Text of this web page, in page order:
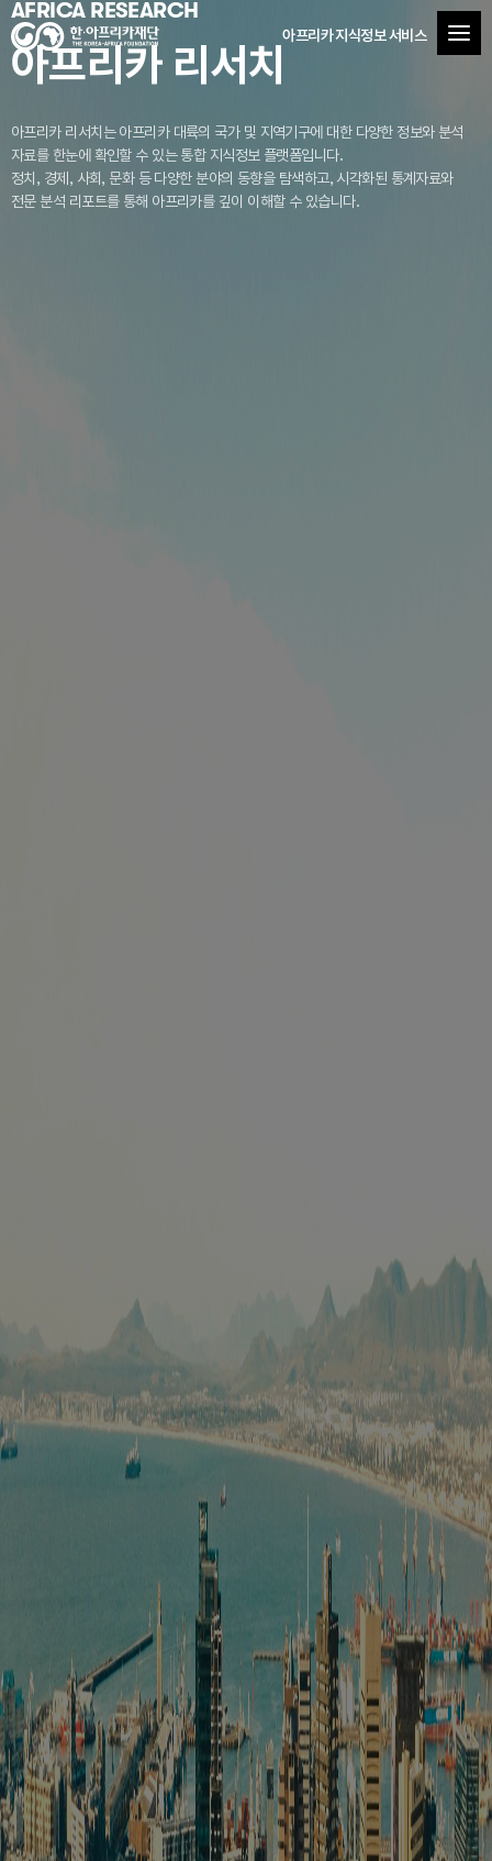
아프리카 지식정보 서비스
AFRICA RESEARCH
아프리카 리서치
아프리카 리서치는 아프리카 대륙의 국가 및 지역기구에 대한 다양한 정보와 분석
자료를 한눈에 확인할 수 있는 통합 지식정보 플랫폼입니다.
정치, 경제, 사회, 문화 등 다양한 분야의 동향을 탐색하고, 시각화된 통계자료와
전문 분석 리포트를 통해 아프리카를 깊이 이해할 수 있습니다.